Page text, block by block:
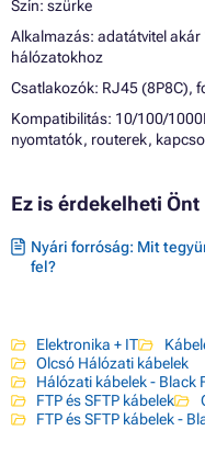
Szín: szürke
Alkalmazás: adatátvitel
hálózatokhoz
Csatlakozók: RJ45 (8P8C),
Kompatibilitás: 10/100/
nyomtatók, routerek,
Ez is érdekelheti Önt
Nyári forróság: Mit
fel?
Elektronika + IT
Olcsó Hálózati kábelek
Hálózati kábelek - Black
FTP és SFTP kábelek
FTP és SFTP kábelek -